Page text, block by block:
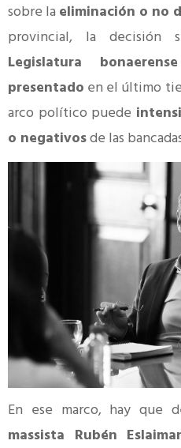
sobre la eliminación o no
provincial, la
Legislatura bonaerense
presentado en el último
arco político puede
o negativosde las
En ese marco, hay que
massista Rubén